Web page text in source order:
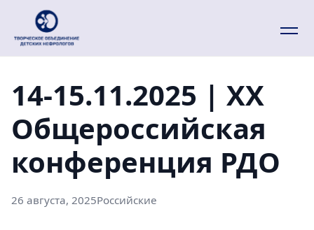
14-15.11.2025 | XX
Общероссийская
конференция РДО
26 августа, 2025Российские